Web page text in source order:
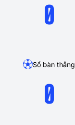
0
Số bàn thắng
0